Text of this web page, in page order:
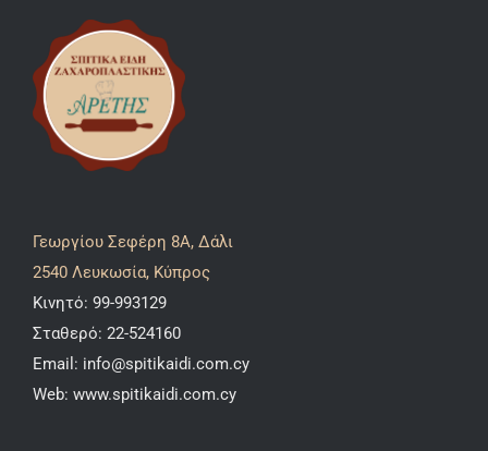
Γεωργίου Σεφέρη 8A, Δάλι
2540 Λευκωσία, Κύπρος
Κινητό: 99-993129
Σταθερό: 22-524160
Email: info@spitikaidi.com.cy
Web: www.spitikaidi.com.cy